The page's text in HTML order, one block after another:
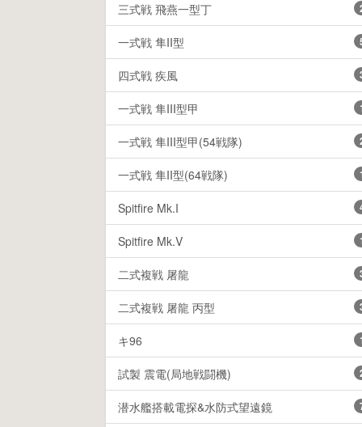
三式戦 飛燕一型丁
一式戦 隼II型
四式戦 疾風
一式戦 隼III型甲
一式戦 隼III型甲(54戦隊)
一式戦 隼II型(64戦隊)
Spitfire Mk.I
Spitfire Mk.V
二式複戦 屠龍
二式複戦 屠龍 丙型
キ96
試製 震電(局地戦闘機)
潜水艦搭載電探&水防式望遠鏡